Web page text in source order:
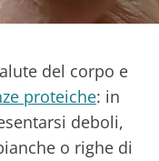
del corpo e
proteiche: in
deboli,
o righe di